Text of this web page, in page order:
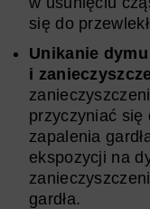
się do
Unikanie
i
przyczyniać się
zapalenia
ekspozycji na
gardła.